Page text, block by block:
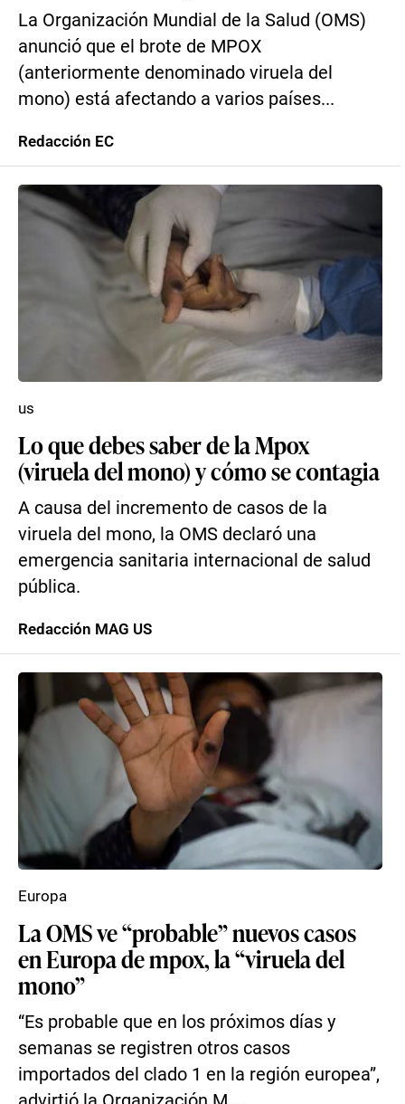
La Organización Mundial de la Salud (OMS)
anunció que el brote de MPOX
(anteriormente denominado viruela del
mono) está afectando a varios países...
Redacción EC
Lo que debes saber de la Mpox
(viruela del mono) y cómo se contagia
A causa del incremento de casos de la
viruela del mono, la OMS declaró una
emergencia sanitaria internacional de salud
pública.
us
Redacción MAG US
La OMS ve “probable” nuevos casos
en Europa de mpox, la “viruela del
mono”
“Es probable que en los próximos días y
semanas se registren otros casos
importados del clado 1 en la región europea”,
Europa